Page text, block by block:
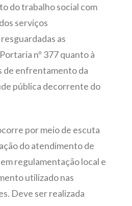
do trabalho social com
serviços
as
nº 377 quanto à
de enfrentamento da
pública decorrente do
por meio de escuta
do atendimento de
regulamentação local e
utilizado nas
Deve ser realizada